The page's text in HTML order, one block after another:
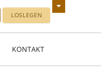
LOSLEGEN
KONTAKT